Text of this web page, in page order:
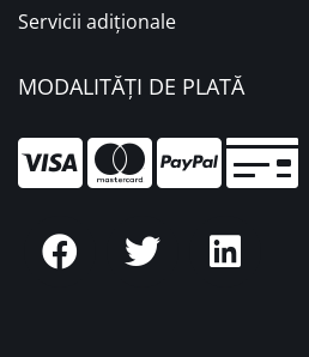
Servicii adiționale
MODALITĂȚI DE PLATĂ